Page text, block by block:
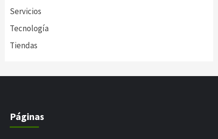
Servicios
Tecnología
Tiendas
Páginas